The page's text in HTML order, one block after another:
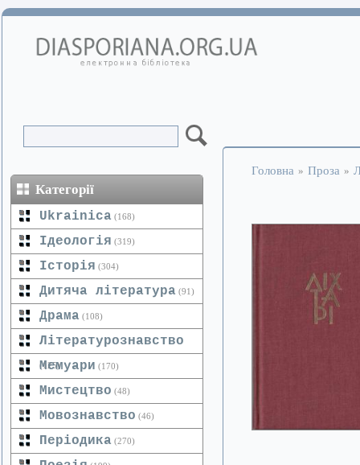
Категорії
Ukrainica (168)
Ідеологія (319)
Історія (304)
Дитяча література (91)
Драма (108)
Літературознавство
(125)
Мемуари (170)
Мистецтво (48)
Мовознавство (46)
Періодика (270)
Головна » Проза »